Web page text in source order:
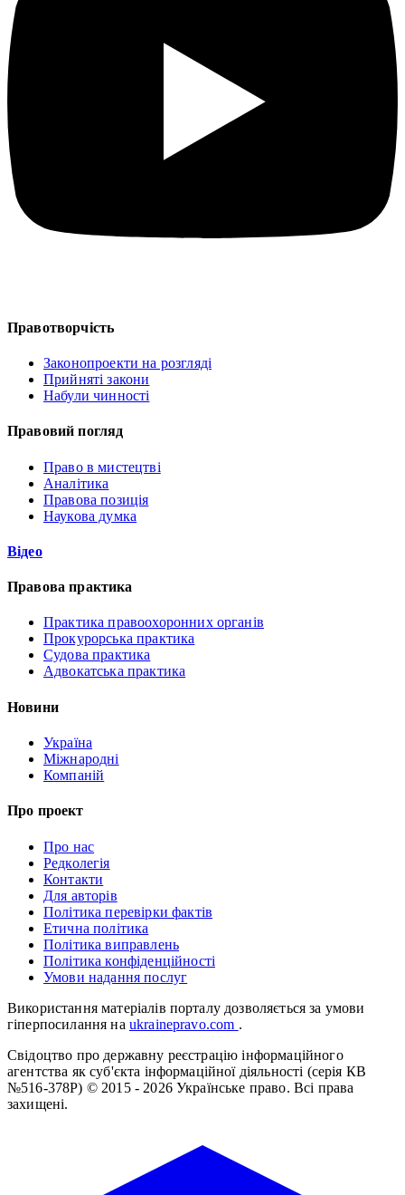
Правотворчість
Законопроекти на розгляді
Прийняті закони
Набули чинності
Правовий погляд
Право в мистецтві
Аналітика
Правова позиція
Наукова думка
Відео
Правова практика
Практика правоохоронних органів
Прокурорська практика
Судова практика
Адвокатська практика
Новини
Україна
Міжнародні
Компаній
Про проект
Про нас
Редколегія
Контакти
Для авторів
Політика перевірки фактів
Етична політика
Політика виправлень
Політика конфіденційності
Умови надання послуг
Використання матеріалів порталу дозволяється за умови
гіперпосилання на ukrainepravo.com .
Свідоцтво про державну реєстрацію інформаційного
агентства як суб'єкта інформаційної діяльності (серія КВ
№516-378Р) © 2015 - 2026 Українське право. Всі права
захищені.